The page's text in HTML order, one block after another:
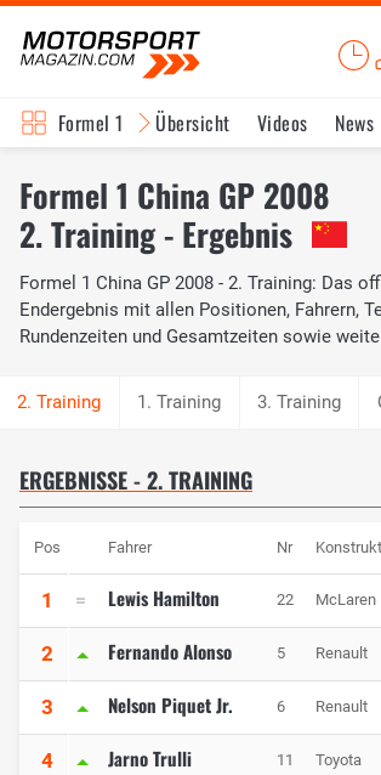
Formel 1 Übersicht Videos News
Formel 1 China GP 2008
2. Training - Ergebnis
Formel 1 China GP 2008 - 2. Training: Das
Endergebnis mit allen Positionen, Fahrern,
Rundenzeiten und Gesamtzeiten sowie
1. Training 3. Training
ERGEBNISSE - 2. TRAINING
Pos Fahrer Nr
1 Lewis Hamilton 22 McLaren
2 Fernando Alonso 5 Renault
3 Nelson Piquet Jr. 6 Renault
4 Jarno Trulli 11 Toyota